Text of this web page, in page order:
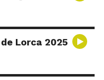
Lorca 2025